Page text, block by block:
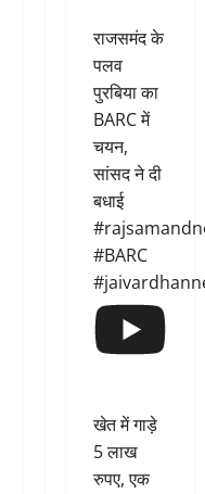
राजसमंद के
पलव
पुरबिया का
BARC में
चयन,
सांसद ने दी
बधाई
#BARC
खेत में गाड़े
5 लाख
रुपए, एक